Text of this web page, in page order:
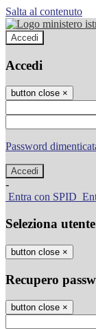
Salta al contenuto
Accedi
Accedi
button close ×
Password
-
Entra con SPID
Seleziona utente
button close ×
Recupero
button close ×